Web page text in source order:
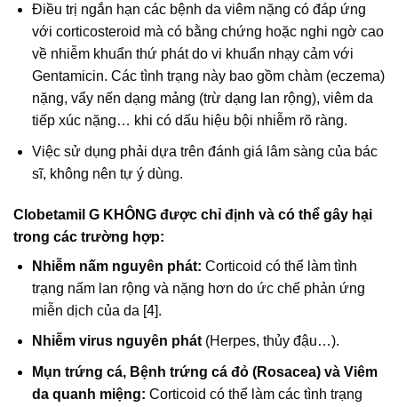
Điều trị ngắn hạn các bệnh da viêm nặng có đáp ứng
với corticosteroid mà có bằng chứng hoặc nghi ngờ cao
về nhiễm khuẩn thứ phát do vi khuẩn nhạy cảm với
Gentamicin. Các tình trạng này bao gồm chàm (eczema)
nặng, vẩy nến dạng mảng (trừ dạng lan rộng), viêm da
tiếp xúc nặng… khi có dấu hiệu bội nhiễm rõ ràng.
Việc sử dụng phải dựa trên đánh giá lâm sàng của bác
sĩ, không nên tự ý dùng.
Clobetamil G KHÔNG được chỉ định và có thể gây hại
trong các trường hợp:
Nhiễm nấm nguyên phát: Corticoid có thể làm tình
trạng nấm lan rộng và nặng hơn do ức chế phản ứng
miễn dịch của da [4].
Nhiễm virus nguyên phát(Herpes, thủy đậu…).
Mụn trứng cá, Bệnh trứng cá đỏ (Rosacea) và Viêm
da quanh miệng: Corticoid có thể làm các tình trạng